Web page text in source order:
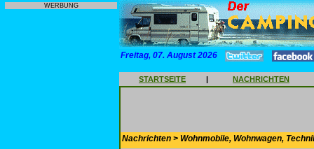
WERBUNG
Freitag, 07. August 2026
STARTSEITE | NACHRICHTEN
Nachrichten > Wohnmobile, Wohnwagen,